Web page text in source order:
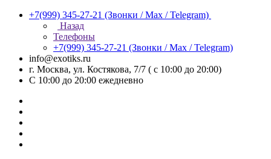
+7(999) 345-27-21 (Звонки / Max / Telegram)
Назад
Телефоны
+7(999) 345-27-21 (Звонки / Max / Telegram)
info@exotiks.ru
г. Москва, ул. Костякова, 7/7 ( с 10:00 до 20:00)
С 10:00 до 20:00 ежедневно